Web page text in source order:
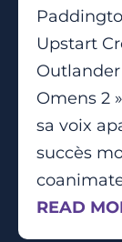
Upstart
Outlander
Omens 2
sa voix
succès
READ